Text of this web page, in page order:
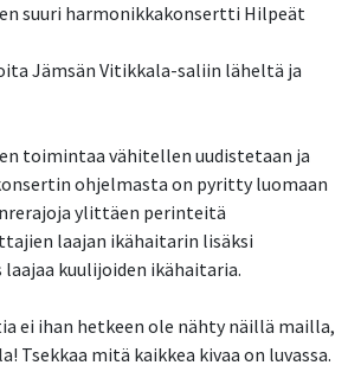
suuri harmonikkakonsertti Hilpeät
Jämsän Vitikkala-saliin läheltä ja
toimintaa vähitellen uudistetaan ja
ohjelmasta on pyritty luomaan
ylittäen perinteitä
laajan ikähaitarin lisäksi
kuulijoiden ikähaitaria.
ei ihan hetkeen ole nähty näillä mailla,
Tsekkaa mitä kaikkea kivaa on luvassa.